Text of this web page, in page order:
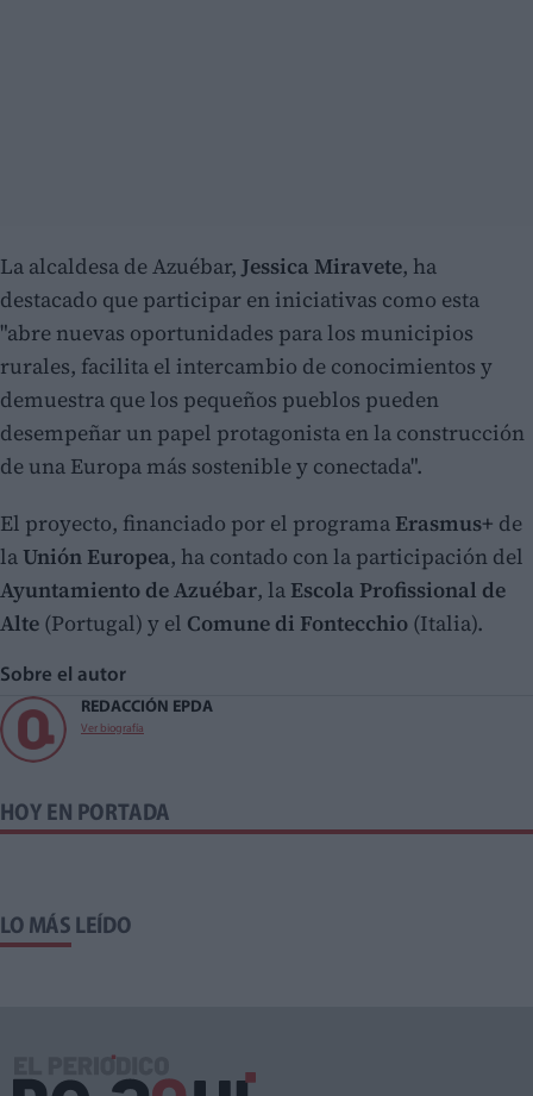
La alcaldesa de Azuébar, Jessica Miravete, ha
destacado que participar en iniciativas como esta
"abre nuevas oportunidades para los municipios
rurales, facilita el intercambio de conocimientos y
demuestra que los pequeños pueblos pueden
desempeñar un papel protagonista en la construcción
de una Europa más sostenible y conectada".
El proyecto, financiado por el programa Erasmus+ de
laUnión Europea, ha contado con la participación del
Ayuntamiento de Azuébar, la Escola Profissional de
Alte (Portugal) y el Comune di Fontecchio (Italia).
Sobre el autor
REDACCIÓN EPDA
Ver biografía
HOY EN PORTADA
LO MÁS LEÍDO